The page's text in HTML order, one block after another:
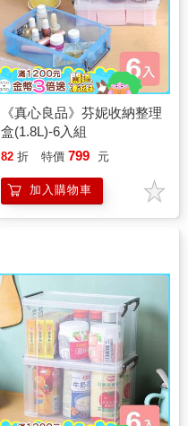
《真心良品》芬妮收納整理
盒(1.8L)-6入組
82 折 特價 799 元
加入購物車